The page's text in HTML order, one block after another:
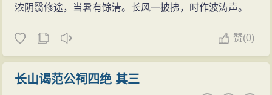
浓阴翳修途，当暑有馀清。长风一披拂，时作波涛声。
赞(0)
长山谒范公祠四绝 其三